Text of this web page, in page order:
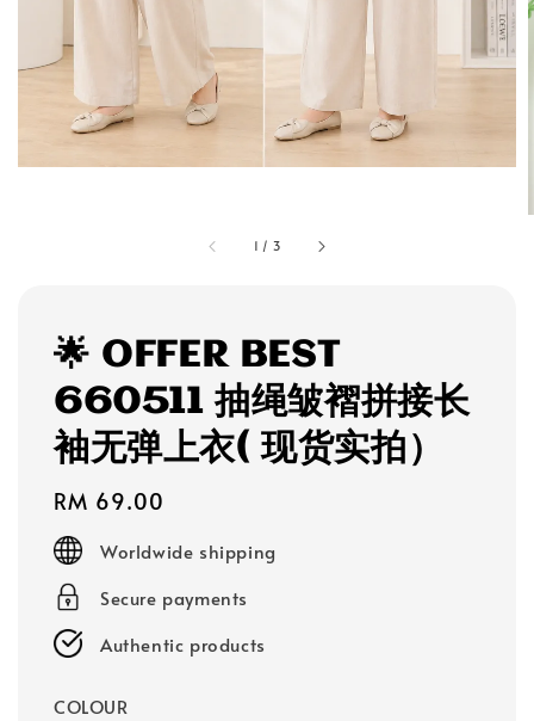
1 / 3
🌟 OFFER BEST
660511 抽绳皱褶拼接长
袖无弹上衣( 现货实拍）
Regular
price
RM 69.00
Worldwide shipping
Secure payments
Authentic products
COLOUR